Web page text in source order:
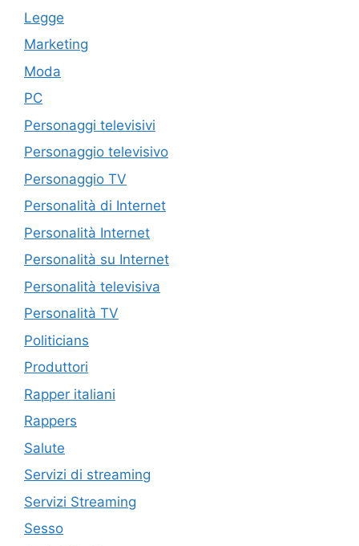
Legge
Marketing
Moda
PC
Personaggi televisivi
Personaggio televisivo
Personaggio TV
Personalità di Internet
Personalità Internet
Personalità su Internet
Personalità televisiva
Personalità TV
Politicians
Produttori
Rapper italiani
Rappers
Salute
Servizi di streaming
Servizi Streaming
Sesso